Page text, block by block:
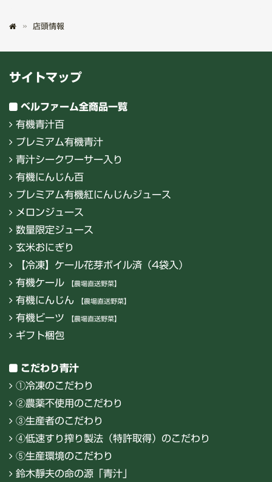
店頭情報
サイトマップ
ベルファーム全商品一覧
有機青汁百
プレミアム有機青汁
青汁シークワーサー入り
有機にんじん百
プレミアム有機紅にんじんジュース
メロンジュース
数量限定ジュース
玄米おにぎり
【冷凍】ケール花芽ボイル済（4袋入）
有機ケール
【農場直送野菜】
有機にんじん 【農場直送野菜】
有機ビーツ 【農場直送野菜】
ギフト梱包
こだわり青汁
①冷凍のこだわり
②農薬不使用のこだわり
③生産者のこだわり
④低速すり搾り製法（特許取得）のこだわり
⑤生産環境のこだわり
鈴木靜夫の命の源「青汁」